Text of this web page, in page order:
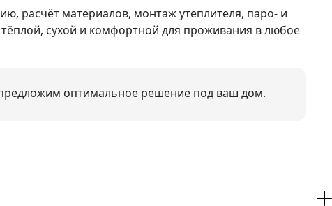
расчёт материалов, монтаж утеплителя, паро- и
тёплой, сухой и комфортной для проживания в любое
оптимальное решение под ваш дом.